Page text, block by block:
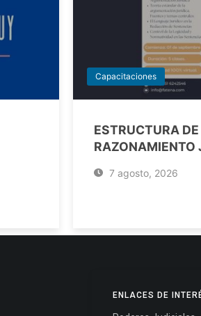
Capacitaciones
ESTRUCTURA
RAZONAMIENTO
7 agosto, 2026
ENLACES DE